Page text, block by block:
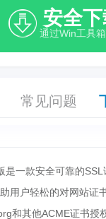
安全
通过Win工具
常见问题
是一款安全可靠的
用户轻松的对网站证
和其他ACME证书授